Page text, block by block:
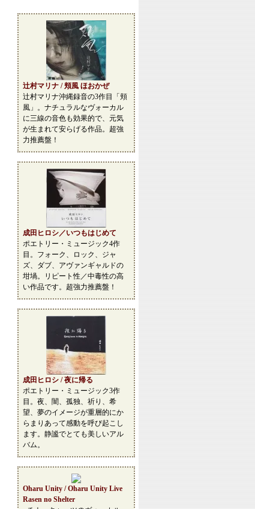
辻村マリナ / 頬風 ほおかぜ
辻村マリナ沖縄録音の3作目「頬
風」。ナチュラルなヴォーカル
に三線の音色も効果的で、元気
が生まれて安らげる作品。超強
力推薦盤！
成田ヒロシ／いつもはじめて
ポエトリー・ミュージック4作
目。フォーク、ロック、ジャ
ズ、ダブ、アヴァンギャルドの
坩堝。リピート性／中毒性の高
い作品です。超強力推薦盤！
成田ヒロシ / 夜に帰る
ポエトリー・ミュージック3作
目。夜、闇、孤独、祈り、希
望、夢のイメージが重層的にか
らまりあって感動を呼び起こし
ます。静謐でとても美しいアル
バム。
Oharu Unity / Oharu Unity Live
Rasen no Shelter